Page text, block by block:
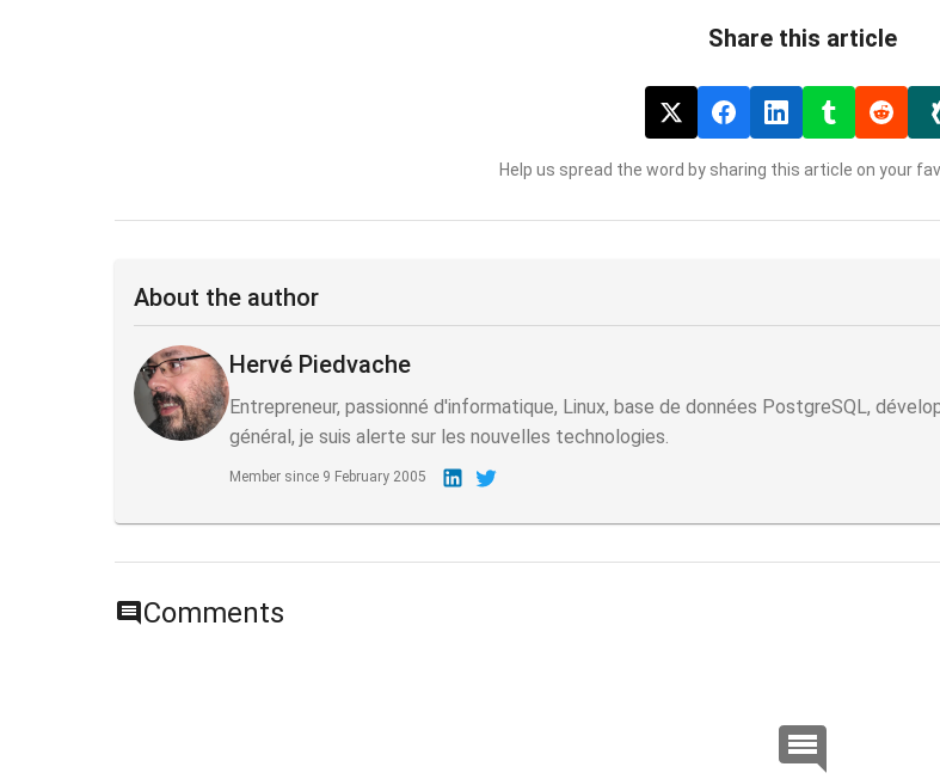
Share this article
Help us spread the word by sharing this article on your
About the author
Hervé Piedvache
Entrepreneur, passionné d'informatique, Linux, base de données PostgreSQL,
général, je suis alerte sur les nouvelles technologies.
Member since 9 February 2005
Comments